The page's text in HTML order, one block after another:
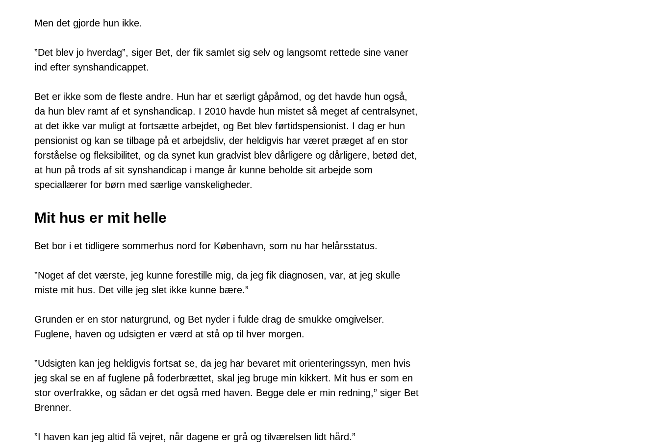
Men det gjorde hun ikke.
”Det blev jo hverdag”, siger Bet, der fik samlet sig selv og langsomt rettede sine vaner
ind efter synshandicappet.
Bet er ikke som de fleste andre. Hun har et særligt gåpåmod, og det havde hun også,
da hun blev ramt af et synshandicap. I 2010 havde hun mistet så meget af centralsynet,
at det ikke var muligt at fortsætte arbejdet, og Bet blev førtidspensionist. I dag er hun
pensionist og kan se tilbage på et arbejdsliv, der heldigvis har været præget af en stor
forståelse og fleksibilitet, og da synet kun gradvist blev dårligere og dårligere, betød det,
at hun på trods af sit synshandicap i mange år kunne beholde sit arbejde som
speciallærer for børn med særlige vanskeligheder.
Mit hus er mit helle
Bet bor i et tidligere sommerhus nord for København, som nu har helårsstatus.
”Noget af det værste, jeg kunne forestille mig, da jeg fik diagnosen, var, at jeg skulle
miste mit hus. Det ville jeg slet ikke kunne bære.”
Grunden er en stor naturgrund, og Bet nyder i fulde drag de smukke omgivelser.
Fuglene, haven og udsigten er værd at stå op til hver morgen.
”Udsigten kan jeg heldigvis fortsat se, da jeg har bevaret mit orienteringssyn, men hvis
jeg skal se en af fuglene på foderbrættet, skal jeg bruge min kikkert. Mit hus er som en
stor overfrakke, og sådan er det også med haven. Begge dele er min redning,” siger Bet
Brenner.
”I haven kan jeg altid få vejret, når dagene er grå og tilværelsen lidt hård.”